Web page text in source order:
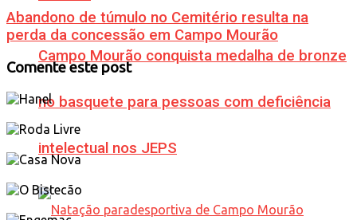
Campo Mourão conquista medalha de bronze
no basquete para pessoas com deficiência
intelectual nos JEPS
Abandono de túmulo no Cemitério resulta na
perda da concessão em Campo Mourão
Comente este post